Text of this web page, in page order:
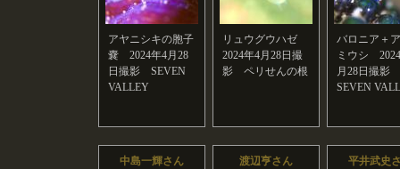
アヤニシキの胞子
嚢 2024年4月28
日撮影 SEVEN
VALLEY
リュウグウハゼ
2024年4月28日撮
影 ペリせんの根
バロニア＋
ミウシ
月28日撮影
SEVEN
中島一輝さん 渡辺亨さん 平井武史